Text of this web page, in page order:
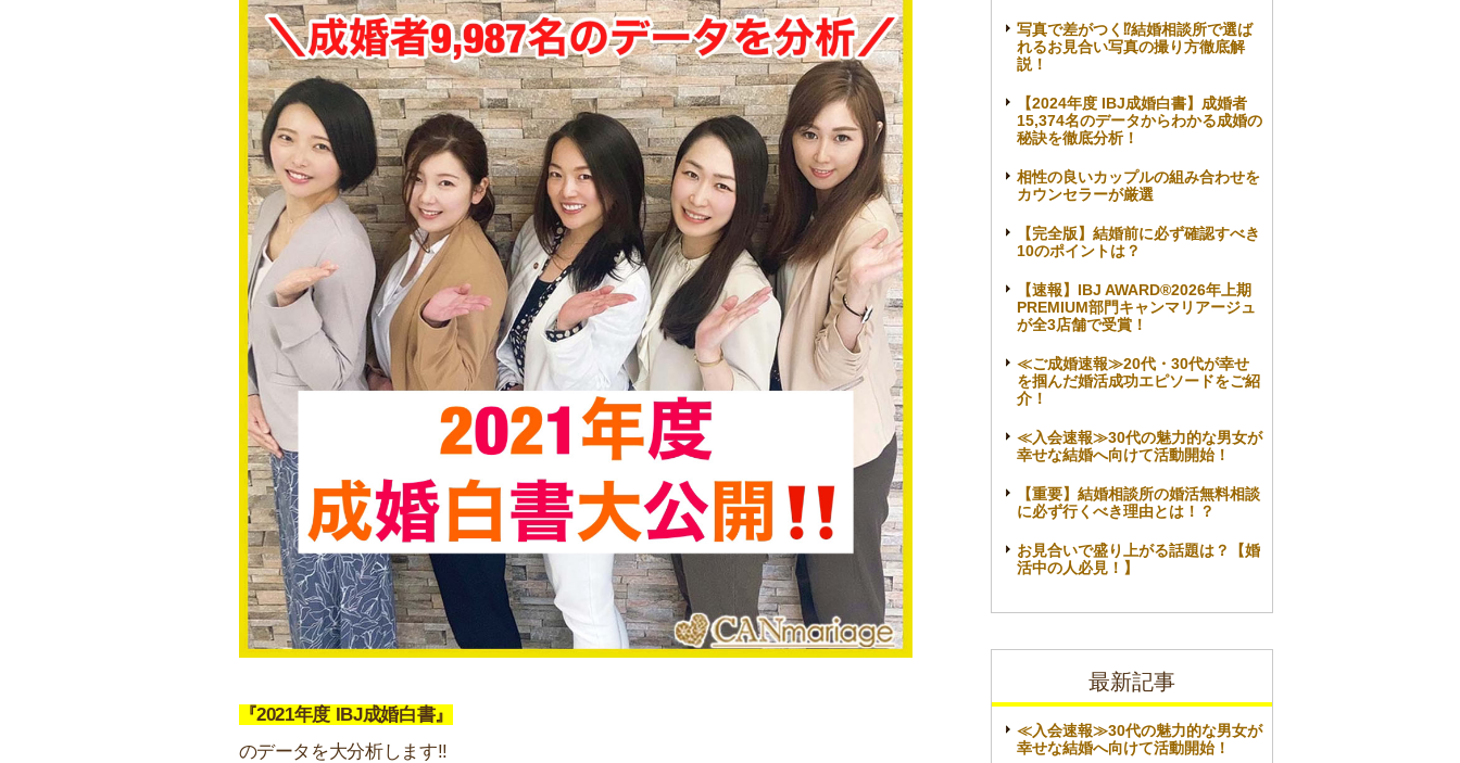
『2021年度 IBJ成婚白書』
のデータを大分析します!!
写真で差がつく⁉結婚相談所で選ば
れるお見合い写真の撮り方徹底解
説！
【2024年度 IBJ成婚白書】成婚者
15,374名のデータからわかる成婚の
秘訣を徹底分析！
相性の良いカップルの組み合わせを
カウンセラーが厳選
【完全版】結婚前に必ず確認すべき
10のポイントは？
【速報】IBJ AWARD®2026年上期
PREMIUM部門キャンマリアージュ
が全3店舗で受賞！
≪ご成婚速報≫20代・30代が幸せ
を掴んだ婚活成功エピソードをご紹
介！
≪入会速報≫30代の魅力的な男女が
幸せな結婚へ向けて活動開始！
【重要】結婚相談所の婚活無料相談
に必ず行くべき理由とは！？
お見合いで盛り上がる話題は？【婚
活中の人必見！】
最新記事
≪入会速報≫30代の魅力的な男女が
幸せな結婚へ向けて活動開始！